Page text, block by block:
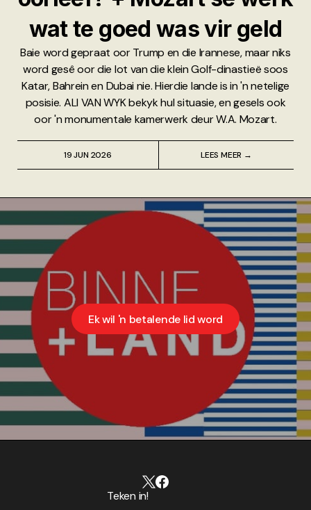
wat te goed was vir geld
Baie word gepraat oor Trump en die Irannese, maar niks
word gesê oor die lot van die klein Golf-dinastieë soos
Katar, Bahrein en Dubai nie. Hierdie lande is in 'n netelige
posisie. ALI VAN WYK bekyk hul situasie, en gesels ook
oor 'n monumentale kamerwerk deur W.A. Mozart.
19 JUN 2026 LEES MEER →
Ek wil 'n betalende lid word
Teken in!